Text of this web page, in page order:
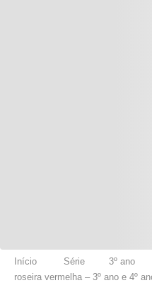
Início Série 3º ano
roseira vermelha – 3º ano e 4º